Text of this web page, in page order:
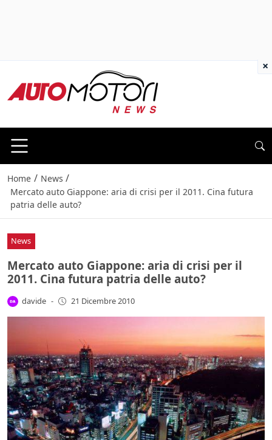
Home / News /
Mercato auto Giappone: aria di crisi per il 2011. Cina futura
patria delle auto?
News
Mercato auto Giappone: aria di crisi per il
2011. Cina futura patria delle auto?
davide - 21 Dicembre 2010
×